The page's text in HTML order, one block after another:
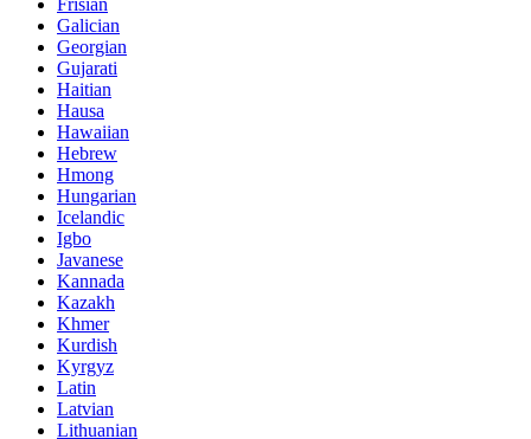
Frisian
Galician
Georgian
Gujarati
Haitian
Hausa
Hawaiian
Hebrew
Hmong
Hungarian
Icelandic
Igbo
Javanese
Kannada
Kazakh
Khmer
Kurdish
Kyrgyz
Latin
Latvian
Lithuanian